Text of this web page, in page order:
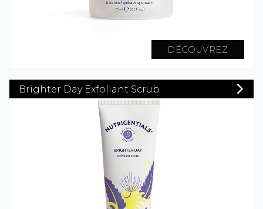
DÉCOUVREZ
Brighter Day Exfoliant Scrub